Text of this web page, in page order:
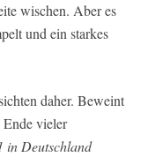
wischen. Aber es
und ein starkes
daher. Beweint
Ende vieler
in Deutschland